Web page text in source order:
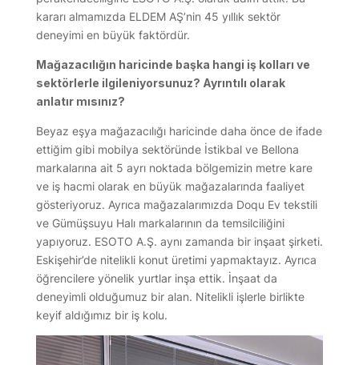
kararı almamızda ELDEM AŞ’nin 45 yıllık sektör
deneyimi en büyük faktördür.
Mağazacılığın haricinde başka hangi iş kolları ve
sektörlerle ilgileniyorsunuz? Ayrıntılı olarak
anlatır mısınız?
Beyaz eşya mağazacılığı haricinde daha önce de ifade
ettiğim gibi mobilya sektöründe İstikbal ve Bellona
markalarına ait 5 ayrı noktada bölgemizin metre kare
ve iş hacmi olarak en büyük mağazalarında faaliyet
gösteriyoruz. Ayrıca mağazalarımızda Doqu Ev tekstili
ve Gümüşsuyu Halı markalarının da temsilciliğini
yapıyoruz. ESOTO A.Ş. aynı zamanda bir inşaat şirketi.
Eskişehir’de nitelikli konut üretimi yapmaktayız. Ayrıca
öğrencilere yönelik yurtlar inşa ettik. İnşaat da
deneyimli olduğumuz bir alan. Nitelikli işlerle birlikte
keyif aldığımız bir iş kolu.